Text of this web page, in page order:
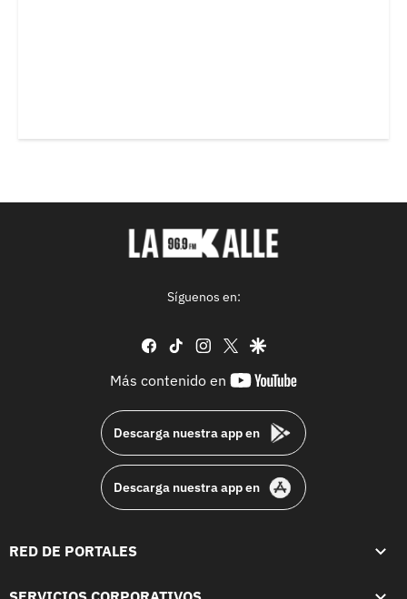
Síguenos en:
facebook
tiktok instagram
twittergoogle
Más contenido en
youtube-
Descarga nuestra app en
Descarga nuestra app en
RED DE PORTALES